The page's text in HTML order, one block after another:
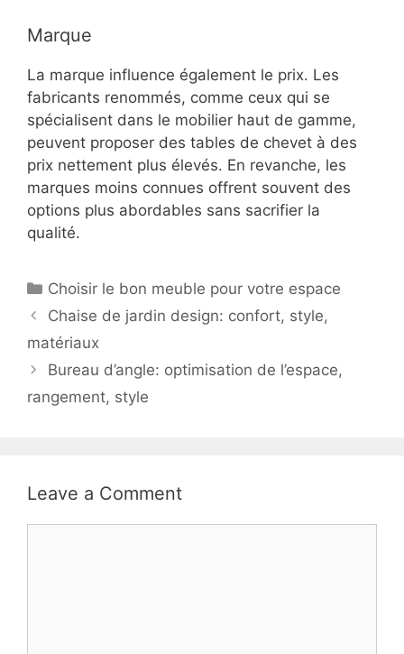
Marque
La marque influence également le prix. Les
fabricants renommés, comme ceux qui se
spécialisent dans le mobilier haut de gamme,
peuvent proposer des tables de chevet à des
prix nettement plus élevés. En revanche, les
marques moins connues offrent souvent des
options plus abordables sans sacrifier la
qualité.
Categories
Choisir le bon meuble pour votre espace
Chaise de jardin design: confort, style,
matériaux
Bureau d’angle: optimisation de l’espace,
rangement, style
Leave a Comment